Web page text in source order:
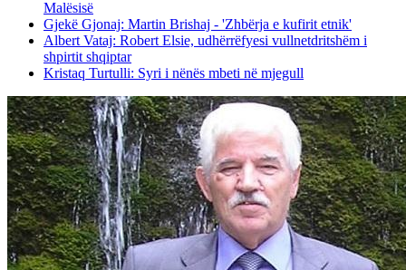
Malësisë
Gjekë Gjonaj: Martin Brishaj - 'Zhbërja e kufirit etnik'
Albert Vataj: Robert Elsie, udhërrëfyesi vullnetdritshëm i
shpirtit shqiptar
Kristaq Turtulli: Syri i nënës mbeti në mjegull